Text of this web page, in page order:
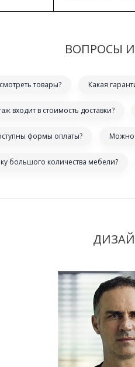
ВОПРОСЫ
товары? Какая
входит в стоимость доставки?
формы оплаты? Можно
большого количества мебели?